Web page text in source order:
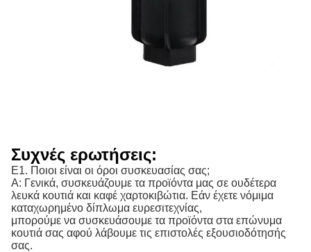
Συχνές ερωτήσεις:
Ε1. Ποιοι είναι οι όροι συσκευασίας σας;
Α: Γενικά, συσκευάζουμε τα προϊόντα μας σε ουδέτερα
λευκά κουτιά και καφέ χαρτοκιβώτια. Εάν έχετε νόμιμα
καταχωρημένο δίπλωμα ευρεσιτεχνίας,
μπορούμε να συσκευάσουμε τα προϊόντα στα επώνυμα
κουτιά σας αφού λάβουμε τις επιστολές εξουσιοδότησής
σας.